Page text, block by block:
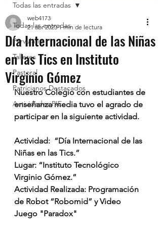
Todas las entradas
Parvulario
Talleres
Pastoral
Patricianos Destacados
Actividades PIE
Todas las entradas
Día Internacional de las Niñas
en las Tics en Instituto
Virginio Gómez
web4173
21 abr 2023 1 min de lectura
Nuestro Colegio con estudiantes de
enseñanza media tuvo el agrado de
participar en la siguiente actividad.
Actividad:  “Día Internacional de las
Niñas en las Tics.”
Lugar: “Instituto Tecnológico
Virginio Gómez.”
Actividad Realizada: Programación
de Robot “Robomid” y Video
Juego "Paradox"